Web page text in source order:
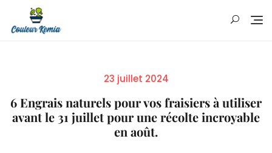
content
Posted
23 juillet 2024
6 Engrais naturels pour vos fraisiers à utiliser
avant le 31 juillet pour une récolte incroyable
en août.